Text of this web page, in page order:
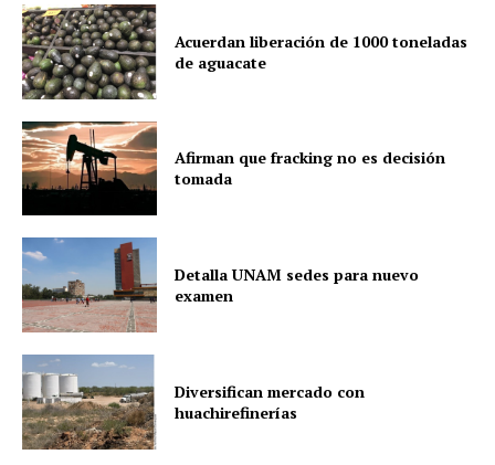
Acuerdan liberación de 1000 toneladas
de aguacate
Afirman que fracking no es decisión
tomada
Detalla UNAM sedes para nuevo
examen
Diversifican mercado con
huachirefinerías